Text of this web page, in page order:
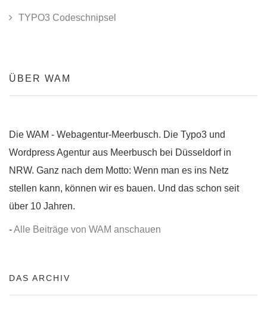
TYPO3 Codeschnipsel
ÜBER WAM
Die WAM - Webagentur-Meerbusch. Die Typo3 und
Wordpress Agentur aus Meerbusch bei Düsseldorf in
NRW. Ganz nach dem Motto: Wenn man es ins Netz
stellen kann, können wir es bauen. Und das schon seit
über 10 Jahren.
-Alle Beiträge von WAM anschauen
DAS ARCHIV